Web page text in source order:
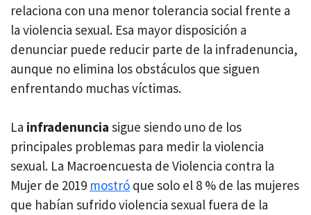
relaciona con una menor tolerancia social frente a
la violencia sexual. Esa mayor disposición a
denunciar puede reducir parte de la infradenuncia,
aunque no elimina los obstáculos que siguen
enfrentando muchas víctimas.
La infradenuncia sigue siendo uno de los
principales problemas para medir la violencia
sexual. La Macroencuesta de Violencia contra la
Mujer de 2019 mostró que solo el 8 % de las mujeres
que habían sufrido violencia sexual fuera de la